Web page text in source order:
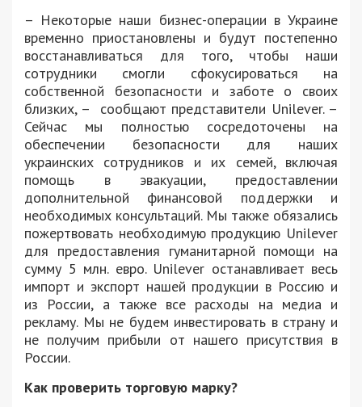
– Некоторые наши бизнес-операции в Украине
временно приостановлены и будут постепенно
восстанавливаться для того, чтобы наши
сотрудники смогли сфокусироваться на
собственной безопасности и заботе о своих
близких, – сообщают представители Unilever. –
Сейчас мы полностью сосредоточены на
обеспечении безопасности для наших
украинских сотрудников и их семей, включая
помощь в эвакуации, предоставлении
дополнительной финансовой поддержки и
необходимых консультаций. Мы также обязались
пожертвовать необходимую продукцию Unilever
для предоставления гуманитарной помощи на
сумму 5 млн. евро. Unilever останавливает весь
импорт и экспорт нашей продукции в Россию и
из России, а также все расходы на медиа и
рекламу. Мы не будем инвестировать в страну и
не получим прибыли от нашего присутствия в
России.
Как проверить торговую марку?